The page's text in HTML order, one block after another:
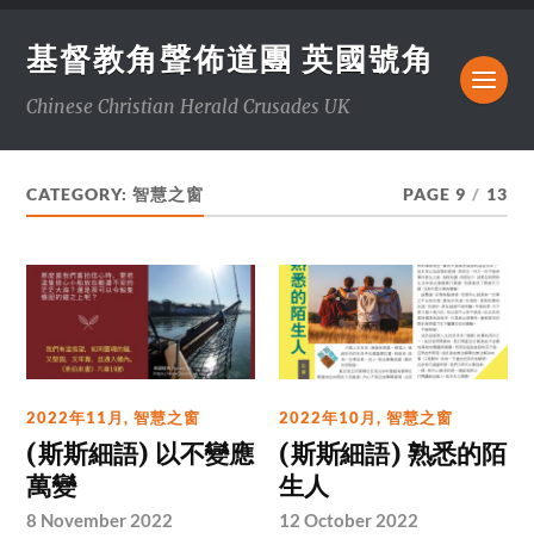
基督教角聲佈道團 英國號角
Chinese Christian Herald Crusades UK
CATEGORY:智慧之窗 PAGE 9 / 13
2022年11月,智慧之窗
(斯斯細語) 以不變應
萬變
8 November 2022
2022年10月,智慧之窗
(斯斯細語) 熟悉的陌
生人
12 October 2022